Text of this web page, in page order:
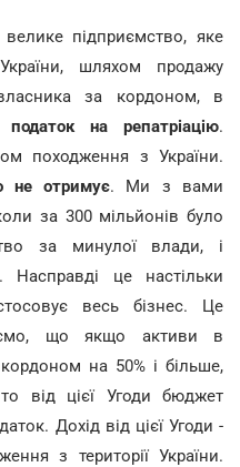
підприємство, яке
шляхом продажу
за кордоном, в
податок на репатріацію.
походження з України.
не отримує. Ми з вами
за 300 мільйонів було
за минулої влади, і
це настільки
весь бізнес. Це
що якщо активи в
на 50% і більше,
від цієї Угоди бюджет
Дохід від цієї Угоди -
з території України.